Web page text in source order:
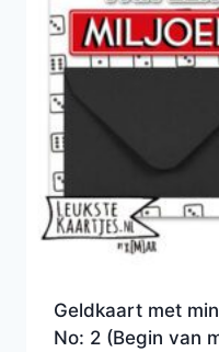
Geldkaart met
No: 2 (Begin van